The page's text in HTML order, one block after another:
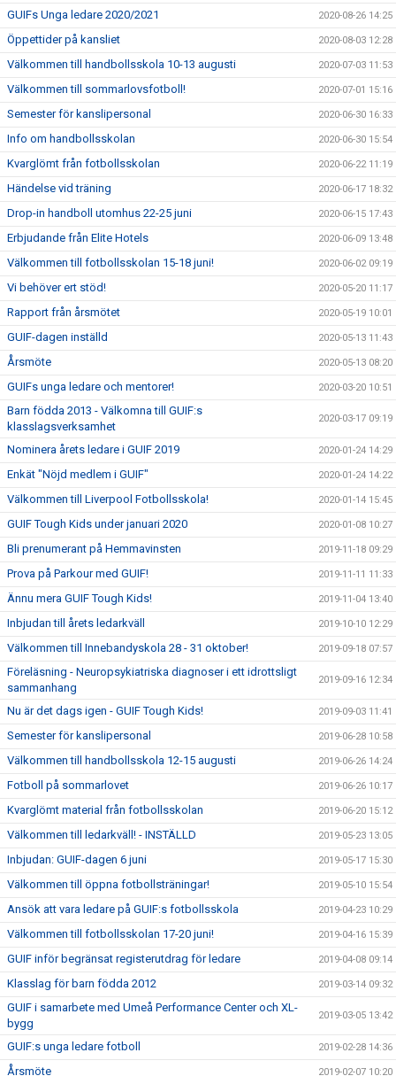
GUIFs Unga ledare 2020/2021 2020-08-26 14:25
Öppettider på kansliet 2020-08-03 12:28
Välkommen till handbollsskola 10-13 augusti 2020-07-03 11:53
Välkommen till sommarlovsfotboll! 2020-07-01 15:16
Semester för kanslipersonal 2020-06-30 16:33
Info om handbollsskolan 2020-06-30 15:54
Kvarglömt från fotbollsskolan 2020-06-22 11:19
Händelse vid träning 2020-06-17 18:32
Drop-in handboll utomhus 22-25 juni 2020-06-15 17:43
Erbjudande från Elite Hotels 2020-06-09 13:48
Välkommen till fotbollsskolan 15-18 juni! 2020-06-02 09:19
Vi behöver ert stöd! 2020-05-20 11:17
Rapport från årsmötet 2020-05-19 10:01
GUIF-dagen inställd 2020-05-13 11:43
Årsmöte 2020-05-13 08:20
GUIFs unga ledare och mentorer! 2020-03-20 10:51
Barn födda 2013 - Välkomna till GUIF:s
klasslagsverksamhet
2020-03-17 09:19
Nominera årets ledare i GUIF 2019 2020-01-24 14:29
Enkät "Nöjd medlem i GUIF" 2020-01-24 14:22
Välkommen till Liverpool Fotbollsskola! 2020-01-14 15:45
GUIF Tough Kids under januari 2020 2020-01-08 10:27
Bli prenumerant på Hemmavinsten 2019-11-18 09:29
Prova på Parkour med GUIF! 2019-11-11 11:33
Ännu mera GUIF Tough Kids! 2019-11-04 13:40
Inbjudan till årets ledarkväll 2019-10-10 12:29
Välkommen till Innebandyskola 28 - 31 oktober! 2019-09-18 07:57
Föreläsning - Neuropsykiatriska diagnoser i ett idrottsligt
sammanhang
2019-09-16 12:34
Nu är det dags igen - GUIF Tough Kids! 2019-09-03 11:41
Semester för kanslipersonal 2019-06-28 10:58
Välkommen till handbollsskola 12-15 augusti 2019-06-26 14:24
Fotboll på sommarlovet 2019-06-26 10:17
Kvarglömt material från fotbollsskolan 2019-06-20 15:12
Välkommen till ledarkväll! - INSTÄLLD 2019-05-23 13:05
Inbjudan: GUIF-dagen 6 juni 2019-05-17 15:30
Välkommen till öppna fotbollsträningar! 2019-05-10 15:54
Ansök att vara ledare på GUIF:s fotbollsskola 2019-04-23 10:29
Välkommen till fotbollsskolan 17-20 juni! 2019-04-16 15:39
GUIF inför begränsat registerutdrag för ledare 2019-04-08 09:14
Klasslag för barn födda 2012 2019-03-14 09:32
GUIF i samarbete med Umeå Performance Center och XL-
bygg
2019-03-05 13:42
GUIF:s unga ledare fotboll 2019-02-28 14:36
Årsmöte 2019-02-07 10:20